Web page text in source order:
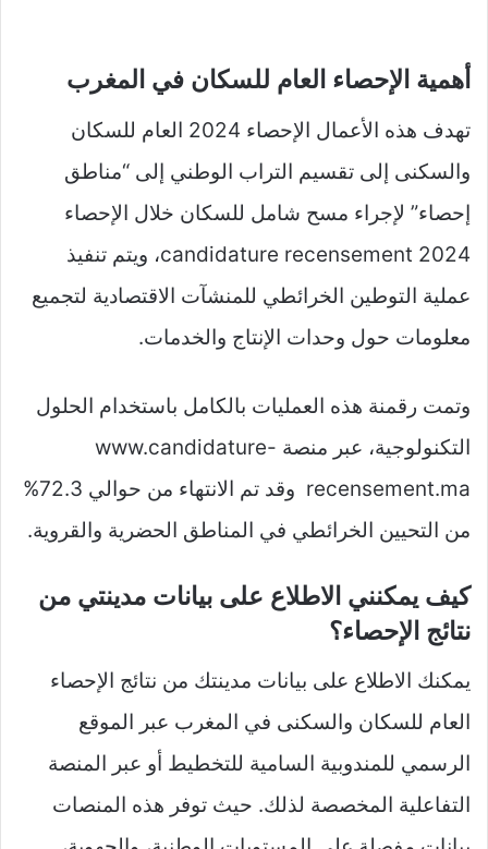
أهمية الإحصاء العام للسكان في المغرب
تهدف هذه الأعمال الإحصاء 2024 العام للسكان
والسكنى إلى تقسيم التراب الوطني إلى “مناطق
إحصاء” لإجراء مسح شامل للسكان خلال الإحصاء
candidature recensement 2024، ويتم تنفيذ
عملية التوطين الخرائطي للمنشآت الاقتصادية لتجميع
معلومات حول وحدات الإنتاج والخدمات.
وتمت رقمنة هذه العمليات بالكامل باستخدام الحلول
التكنولوجية، عبر منصة www.candidature-
recensement.ma وقد تم الانتهاء من حوالي 72.3%
من التحيين الخرائطي في المناطق الحضرية والقروية.
كيف يمكنني الاطلاع على بيانات مدينتي من
نتائج الإحصاء؟
يمكنك الاطلاع على بيانات مدينتك من نتائج الإحصاء
العام للسكان والسكنى في المغرب عبر الموقع
الرسمي للمندوبية السامية للتخطيط أو عبر المنصة
التفاعلية المخصصة لذلك. حيث توفر هذه المنصات